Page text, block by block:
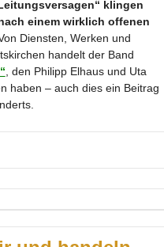
klingen
einem wirklich offenen
Diensten, Werken und
handelt der Band
, den Philipp Elhaus und Uta
haben – auch dies ein Beitrag